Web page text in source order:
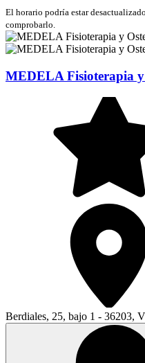
El horario podría estar
comprobarlo.
MEDELA Fisioterapia y
Berdiales, 25, bajo 1 - 36203,